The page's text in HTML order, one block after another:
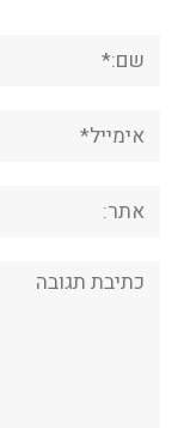
אימייל*
תגובה: